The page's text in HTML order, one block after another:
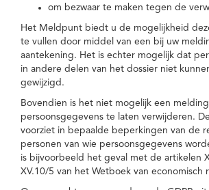
om bezwaar te maken tegen de
Het Meldpunt biedt u de mogelijkheid
te vullen door middel van een bij uw
aantekening. Het is echter mogelijk dat
in andere delen van het dossier niet
gewijzigd.
Bovendien is het niet mogelijk een
persoonsgegevens te laten verwijderen.
voorziet in bepaalde beperkingen van de
personen van wie persoonsgegevens
is bijvoorbeeld het geval met de artikelen
XV.10/5 van het Wetboek van economisch